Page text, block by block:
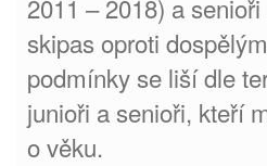
2011 – 2018) a
skipas oproti
podmínky se liší dle
junioři a senioři, kteří
o věku.